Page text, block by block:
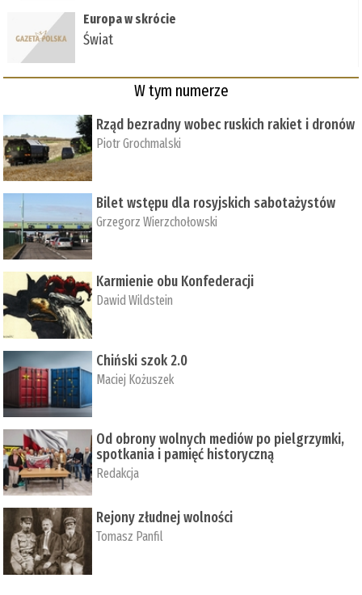
Europa w skrócie
Świat
W tym numerze
Rząd bezradny wobec ruskich rakiet i dronów
Piotr Grochmalski
Bilet wstępu dla rosyjskich sabotażystów
Grzegorz Wierzchołowski
Karmienie obu Konfederacji
Dawid Wildstein
Chiński szok 2.0
Maciej Kożuszek
Od obrony wolnych mediów po pielgrzymki,
spotkania i pamięć historyczną
Redakcja
Rejony złudnej wolności
Tomasz Panfil